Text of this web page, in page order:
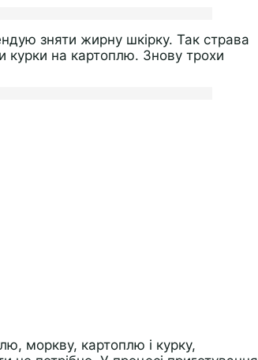
зняти жирну шкірку. Так страва
на картоплю. Знову трохи
моркву, картоплю і курку,